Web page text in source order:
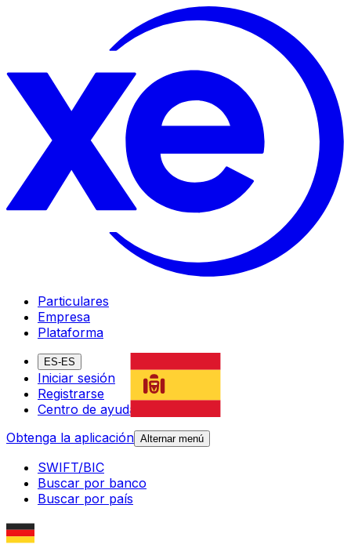
Particulares
Empresa
Plataforma
ES-ES
Iniciar sesión
Registrarse
Centro de ayuda
Obtenga la aplicación Alternar menú
SWIFT/BIC
Buscar por banco
Buscar por país